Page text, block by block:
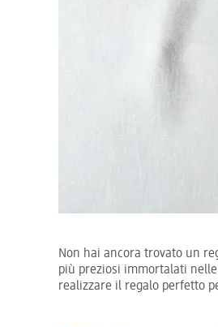
Non hai ancora trovato un
più preziosi immortalati
realizzare il regalo perfetto